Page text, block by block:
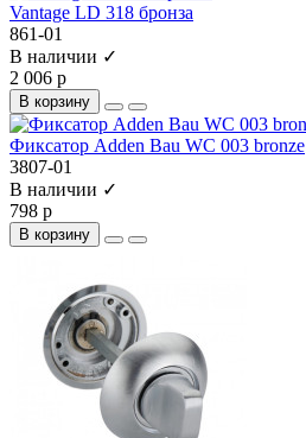
Vantage LD 318 бронза
861-01
В наличии ✓
2 006 р
В корзину
Фиксатор Adden Bau WC 003 bronze
3807-01
В наличии ✓
798 р
В корзину